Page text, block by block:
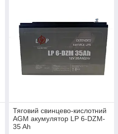
Тяговий свинцево-кислотний
AGM акумулятор LP 6-DZM-
35 Ah